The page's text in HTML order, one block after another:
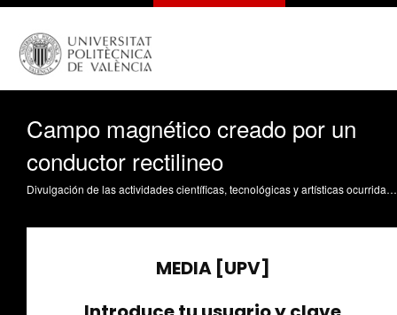
Campo magnético creado por un
conductor rectilineo
Divulgación de las actividades científicas, tecnológicas y artísticas ocurridas en los tres campus de la UPV